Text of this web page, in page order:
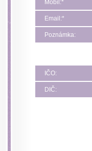
Mobil:*
Email:*
Poznámka:
IČO:
DIČ: